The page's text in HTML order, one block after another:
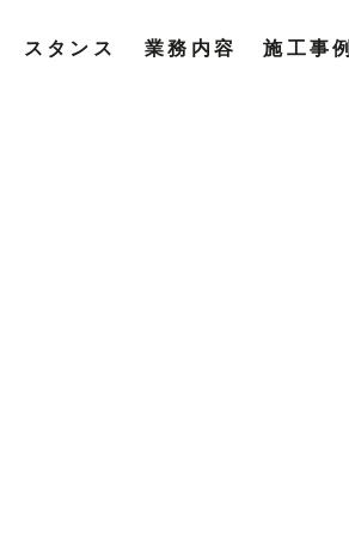
スタンス 業務内容 施工事例